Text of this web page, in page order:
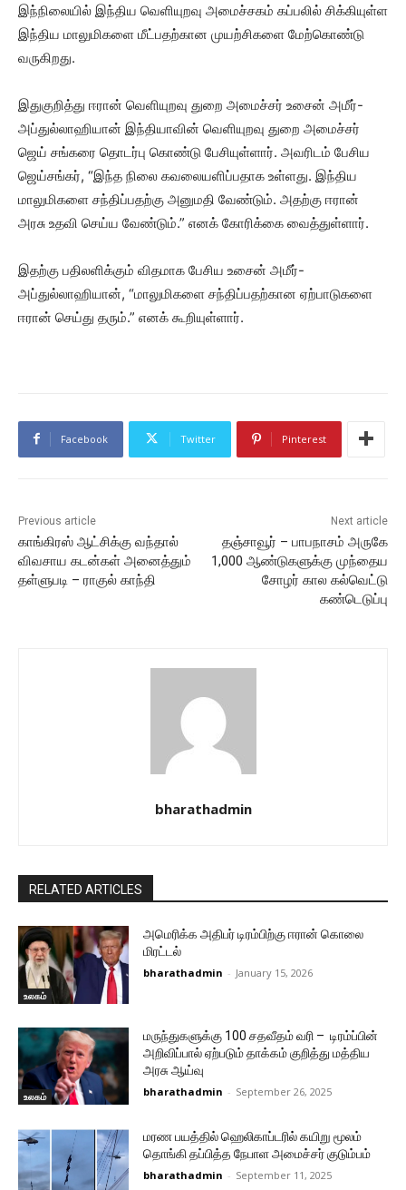
இந்நிலையில் இந்திய வெளியுறவு அமைச்சகம் கப்பலில் சிக்கியுள்ள
இந்திய மாலுமிகளை மீட்பதற்கான முயற்சிகளை மேற்கொண்டு
வருகிறது.
இதுகுறித்து ஈரான் வெளியுறவு துறை அமைச்சர் உசைன் அமீர்-
அப்துல்லாஹியான் இந்தியாவின் வெளியுறவு துறை அமைச்சர்
ஜெய் சங்கரை தொடர்பு கொண்டு பேசியுள்ளார். அவரிடம் பேசிய
ஜெய்சங்கர், “இந்த நிலை கவலையளிப்பதாக உள்ளது. இந்திய
மாலுமிகளை சந்திப்பதற்கு அனுமதி வேண்டும். அதற்கு ஈரான்
அரசு உதவி செய்ய வேண்டும்.” எனக் கோரிக்கை வைத்துள்ளார்.
இதற்கு பதிலளிக்கும் விதமாக பேசிய உசைன் அமீர்-
அப்துல்லாஹியான், “மாலுமிகளை சந்திப்பதற்கான ஏற்பாடுகளை
ஈரான் செய்து தரும்.” எனக் கூறியுள்ளார்.
Facebook Twitter Pinterest
Previous article
காங்கிரஸ் ஆட்சிக்கு வந்தால்
விவசாய கடன்கள் அனைத்தும்
தள்ளுபடி – ராகுல் காந்தி
Next article
தஞ்சாவூர் – பாபநாசம் அருகே
1,000 ஆண்டுகளுக்கு முந்தைய
சோழர் கால கல்வெட்டு
கண்டெடுப்பு
bharathadmin
RELATED ARTICLES
உலகம்
அமெரிக்க அதிபர் டிரம்பிற்கு ஈரான் கொலை
மிரட்டல்
bharathadmin - January 15, 2026
உலகம்
மருந்துகளுக்கு 100 சதவீதம் வரி – டிரம்ப்பின்
அறிவிப்பால் ஏற்படும் தாக்கம் குறித்து மத்திய
அரசு ஆய்வு
bharathadmin - September 26, 2025
மரண பயத்தில் ஹெலிகாப்டரில் கயிறு மூலம்
தொங்கி தப்பித்த நேபாள அமைச்சர் குடும்பம்
bharathadmin - September 11, 2025